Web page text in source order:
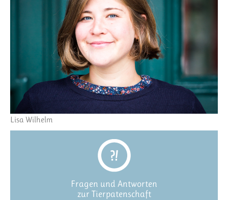
Lisa Wilhelm
Fragen und Antworten
zur Tierpatenschaft